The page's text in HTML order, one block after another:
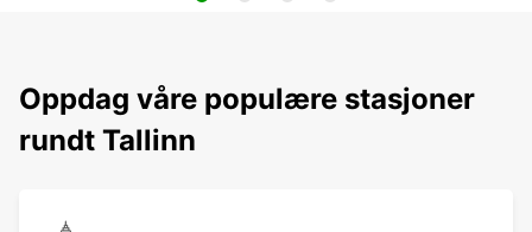
Oppdag våre populære stasjoner
rundt Tallinn